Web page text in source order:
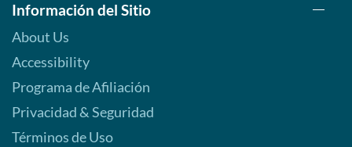
Información del Sitio
About Us
Accessibility
Programa de Afiliación
Privacidad & Seguridad
Términos de Uso